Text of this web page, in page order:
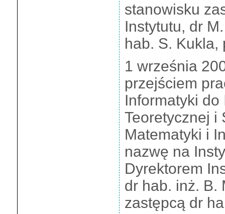
stanowisku
Instytutu, dr
hab. S. Kukla,
1 września
przejściem
Informatyki do
Teoretycznej i
Matematyki i
nazwę na
Dyrektorem
dr hab. inż. B.
zastępcą dr